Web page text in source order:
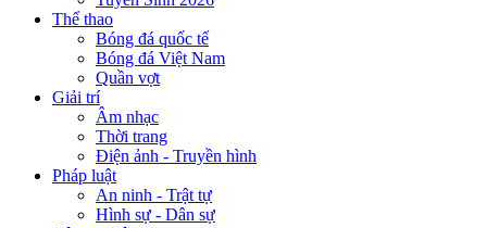
Thể thao
Bóng đá quốc tế
Bóng đá Việt Nam
Quần vợt
Giải trí
Âm nhạc
Thời trang
Điện ảnh - Truyền hình
Pháp luật
An ninh - Trật tự
Hình sự - Dân sự